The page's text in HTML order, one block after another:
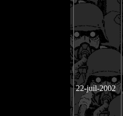
22-juil-2002